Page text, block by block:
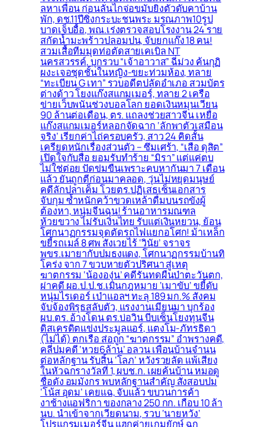
ลหาเพื่อน ก่อนลั่นไกจ่อขมับยิงตัวดับคาบ้าน
พัก, ดช.11ปีซิ่งกระบะชนพระ มรณภาพ10รูป
บาดเจ็บอื้อ, พณ.เร่งตรวจสอบโรงงาน 24 ราย
สกัดน้ำมะพร้าวปลอมปน, จับยกแก๊ง 18 คน!
สวมเสื้อทีมมุดท่อตัดสายเคเบิล NT
นครสวรรค์, บุกรวบ “เจ้าอาวาส” ฉี่ม่วง ค้นกุฏิ
ผงะเจอชุดชั้นในหญิง-ขยะท่วมห้อง, ทลาย
“ทะเบียน G เทา” รวบอดีตปลัดอำเภอ สวมบัตร
ต่างด้าว โยงแก๊งสแกมเมอร์, ทลาย 2 เครือ
ข่ายเว็บพนันช่วงบอลโลก ยอดเงินหมุนเวียน
90 ล้านต่อเดือน, ตร. แถลงช่วยสาวจีน เหยื่อ
แก๊งสแกมเมอร์หลอกจัดฉาก ‘ลักพาตัวเสมือน
จริง’ เรียกค่าไถ่ครอบครัว, สาว 24 คิดสั้น
เครียดหนักเรื่องส่วนตัว – ซึมเศร้า, “เสือ ดุสิต”
เปิดใจกับสื่อ ยอมรับทำร้าย “มิรา” แต่แค่ตบ
ไม่ใช่ต่อย ปัดข่มขืนเพราะคบหากันมา 7 เดือน
แล้ว ยันถูกตีก่อนมาคลอด, วุ่นไม่หยุดมนุษย์
คดีลักปลาเค็ม โวยตร.ปฏิเสธเซ็นเอกสาร
จับกุม ซ้ำหนักคว้าขวดเหล้าดื่มบนรถขังผู้
ต้องหา, หนุ่มจีนฉุน! ร้านอาหารมณฑล
ห้วยขวาง ไม่รับเงินไทย รับแต่เงินหยวน, ย้อน
โศกนาฏกรรมจุดตัดรถไฟแยกอโศก! ม้าเหล็ก
ขยี้รถเมล์ 8 ศพ สังเวยไร้ ‘วินัย’ จราจร
พขร.เมายากับปมธงแดง, โศกนาฏกรรมบ้านทิ
โคร่ง จาก 7 ขวบหายตัวปริศนา สู่เหตุ
ฆาตกรรม ‘น้ององุ่น’ คดีรันทดผืนป่าตะวันตก,
ผ่าคดี ผอ.ป.ป.ช.เมินกฎหมาย ‘เมาขับ’ ขยี้ดับ
หนุ่มไรเดอร์ เป่าแอลฯ ทะลุ 189 มก.% สังคม
จับจ้องพิรุธสลับตัว, แรงงานเมียนมา บุกร้อง
ผบ.ตร. อ้างโดน ตร.บ่อวิน บีบเซ็นโยงทุนจีน
ดิสเครดิตแข่งประมูลแอร์, แตงโม-ภัทรธิดา
(ไม่ได้) ตกเรือ ส่อถูก “ฆาตกรรม” อำพรางคดี,
คลี่ปมคดี ‘หวย6ล้าน’ อลวน เพื่อนบ้านจำนน
ต่อหลักฐาน รับสิ้น ‘โลภ’ หวังรวยลัด แพ้เสียง
ในหัวฉกรางวัลที่ 1, ผบช.ก. เผยค้นบ้าน หมอดู
ชื่อดัง อมมังกร พบหลักฐานสำคัญ สั่งสอบปม
‘โน้ส อุดม’ เคยแฉ, จับแล้ว ขบวนการค้า
งาช้างแอฟริกา ของกลาง 250 กก. เกือบ 10 ล้า
นบ. นำเข้าจากเวียดนาม, รวบ ‘นายหวัง’
โปรแกรมเมอร์จีน แฮกค่ายเกมยักษ์ ฉก